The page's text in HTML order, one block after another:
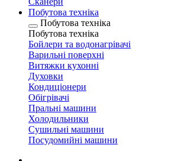
Побутова техніка
Побутова техніка
Побутова техніка
Бойлери та водонагрівачі
Варильні поверхні
Витяжки кухонні
Духовки
Кондиціонери
Обігрівачі
Пральні машини
Холодильники
Сушильні машини
Посудомийні машини